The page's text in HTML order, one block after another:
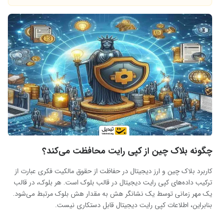
چگونه بلاک چین از کپی رایت محافظت می‌کند؟
کاربرد بلاک چین و ارز دیجیتال در حفاظت از حقوق مالکیت فکری عبارت از
ترکیب داده‌های کپی رایت دیجیتال در قالب بلوک است. هر بلوک، در قالب
یک مهر زمانی توسط یک نشانگر هش به مقدار هش بلوک مرتبط می‌شود.
بنابراین، اطلاعات کپی رایت دیجیتال قابل دستکاری نیست.